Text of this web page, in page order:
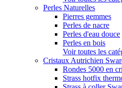
Perles Naturelles
Pierres gemmes
Perles de nacre
Perles d'eau douce
Perles en bois
Voir toutes les
Cristaux Autrichien
Rondes 5000 en
Strass hotfix